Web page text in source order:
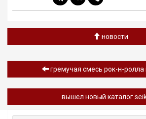
новости
гремучая смесь рок-н-ролла
вышел новый каталог